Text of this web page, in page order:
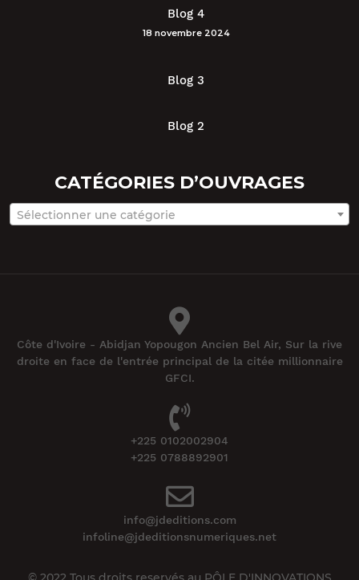
Blog 4
18 novembre 2024
Blog 3
Blog 2
CATÉGORIES D’OUVRAGES
Sélectionner une catégorie
Côte d'Ivoire - Abidjan Yopougon Ancien Bel Air, Sur la rive
droite en face de l'entrée principal de la citée millionnaire
GFCI.
+225 0102002904
+225 0788892901
info@jdeditions.com
infoline@jdeditionsnumeriques.net